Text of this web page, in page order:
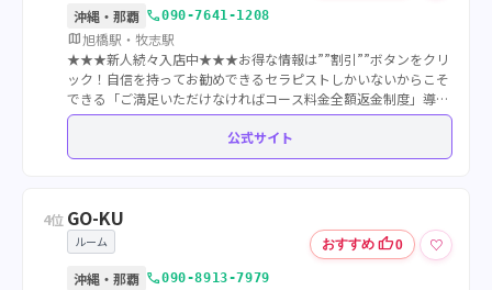
沖縄・那覇 call090-7641-1208
map旭橋駅・牧志駅
★★★新人続々入店中★★★お得な情報は””割引””ボタンをクリ
ック！自信を持ってお勧めできるセラピストしかいないからこそ
できる「ご満足いただけなければコース料金全額返金制度」導
入！！！！！業界初「カスタマイズ施術」この感動をぜひ一度…
公式サイト
4位 GO-KU
ルーム おすすめ thumb_up0
♡
沖縄・那覇 call090-8913-7979